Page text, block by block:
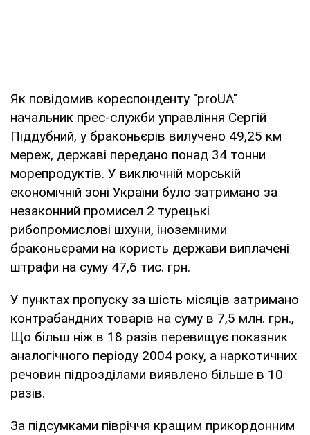
Як повідомив кореспонденту "proUA"
начальник прес-служби управління Сергій
Піддубний, у браконьєрів вилучено 49,25 км
мереж, державі передано понад 34 тонни
морепродуктів. У виключній морській
економічній зоні України було затримано за
незаконний промисел 2 турецькі
рибопромислові шхуни, іноземними
браконьєрами на користь держави виплачені
штрафи на суму 47,6 тис. грн.
У пунктах пропуску за шість місяців затримано
контрабандних товарів на суму в 7,5 млн. грн.,
Що більш ніж в 18 разів перевищує показник
аналогічного періоду 2004 року, а наркотичних
речовин підрозділами виявлено більше в 10
разів.
За підсумками півріччя кращим прикордонним